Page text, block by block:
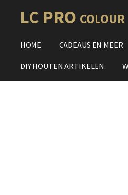
directLC PRO COLOUR
HOME CADEAUS EN MEER
DIY HOUTEN ARTIKELEN